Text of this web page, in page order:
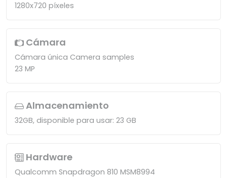
1280x720 píxeles
Cámara
Cámara única Camera samples
23 MP
Almacenamiento
32GB, disponible para usar: 23 GB
Hardware
Qualcomm Snapdragon 810 MSM8994